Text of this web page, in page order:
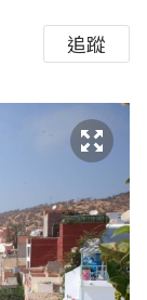
追蹤